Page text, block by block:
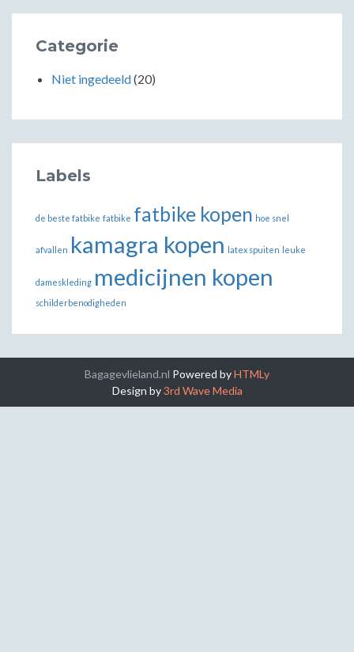
Categorie
Niet ingedeeld(20)
Labels
de beste fatbike fatbike fatbike kopen hoe snel
afvallen kamagra kopen latex spuiten leuke
dameskleding medicijnen kopen
schilderbenodigheden
Bagagevlieland.nl Powered byHTMLy
Design by3rd Wave Media